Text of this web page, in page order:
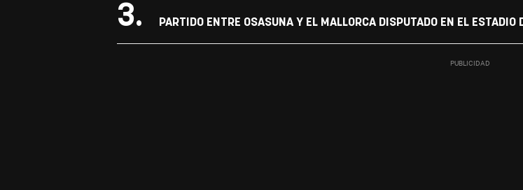
3. PARTIDO ENTRE OSASUNA Y EL MALLORCA DISPUTADO EN EL